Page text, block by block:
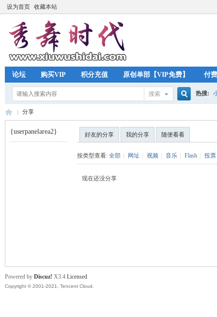
设为首页 收藏本站
论坛 购买VIP 积分充值 原创单部【VIP免费】 付
搜索 热搜:
分享
{userpanelarea2} 好友的分享 我的分享 随便看看
按类型查看: 全部 网址 视频 音乐 Flash 投票
现在还没分享
Powered by Discuz! X3.4 Licensed
Copyright © 2001-2021, Tencent Cloud.